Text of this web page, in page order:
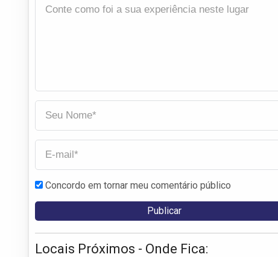
Concordo em tornar meu comentário público
Locais Próximos - Onde Fica: